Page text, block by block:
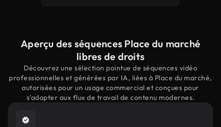
Aperçu des séquences Place du marché
libres de droits
Découvrez une sélection pointue de séquences vidéo
professionnelles et générées par IA, liées à Place du marché,
autorisées pour un usage commercial et conçues pour
s'adapter aux flux de travail de contenu modernes.